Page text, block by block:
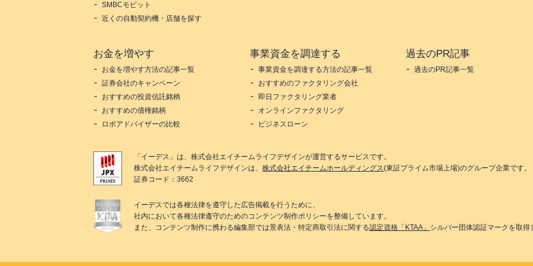
SMBCモビット
近くの自動契約機・店舗を探す
お金を増やす
お金を増やす方法の記事一覧
証券会社のキャンペーン
おすすめの投資信託銘柄
おすすめの債権銘柄
ロボアドバイザーの比較
事業資金を調達する
事業資金を調達する方法の記事一覧
おすすめのファクタリング会社
即日ファクタリング業者
オンラインファクタリング
ビジネスローン
過去のPR記事
過去のPR記事一覧
「 イーデス 」は、 株式会社エイチームライフデザインが運営するサービスです。
株式会社エイチームライフデザインは、 株式会社エイチームホールディングス(東証プライム市場上場)のグループ企業です。
証券コード：3662
イーデスでは各種法律を遵守した広告掲載を行うために、
社内において各種法律遵守のためのコンテンツ制作ポリシーを整備しています。
また、コンテンツ制作に携わる編集部では景表法・特定商取引法に関する認定資格「KTAA」 シルバー団体認証マークを取得